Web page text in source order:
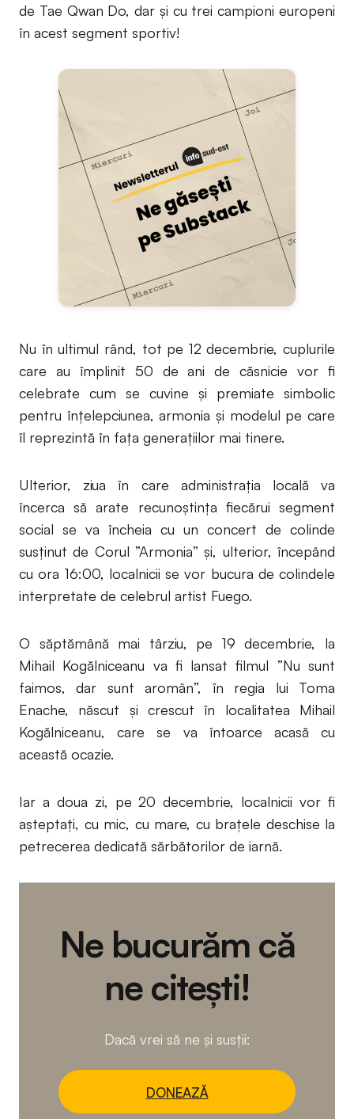
de Tae Qwan Do, dar și cu trei campioni europeni
în acest segment sportiv!
Nu în ultimul rând, tot pe 12 decembrie, cuplurile
care au împlinit 50 de ani de căsnicie vor fi
celebrate cum se cuvine și premiate simbolic
pentru înțelepciunea, armonia și modelul pe care
îl reprezintă în fața generațiilor mai tinere.
Ulterior, ziua în care administrația locală va
încerca să arate recunoștința fiecărui segment
social se va încheia cu un concert de colinde
susținut de Corul ”Armonia” și, ulterior, începând
cu ora 16:00, localnicii se vor bucura de colindele
interpretate de celebrul artist Fuego.
O săptămână mai târziu, pe 19 decembrie, la
Mihail Kogălniceanu va fi lansat filmul ”Nu sunt
faimos, dar sunt aromân”, în regia lui Toma
Enache, născut și crescut în localitatea Mihail
Kogălniceanu, care se va întoarce acasă cu
această ocazie.
Iar a doua zi, pe 20 decembrie, localnicii vor fi
așteptați, cu mic, cu mare, cu brațele deschise la
petrecerea dedicată sărbătorilor de iarnă.
Ne bucurăm că
ne citești!
Dacă vrei să ne și susții:
DONEAZĂ